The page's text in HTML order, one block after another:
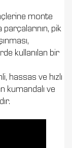
monte
pik
kullanılan bir
hassas ve hızlı
kumandalı ve